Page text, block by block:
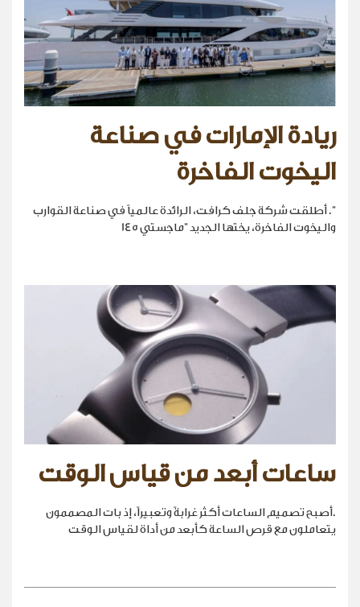
ريادة الإمارات في صناعة
اليخوت الفاخرة
". أطلقت شركة جلف كرافت، الرائدة عالمياً في صناعة القوارب
واليخوت الفاخرة، يختها الجديد "ماجستي 145
ساعات أبعد من قياس الوقت
.أصبح تصميم الساعات أكثر غرابةً وتعبيراً، إذ بات المصممون
يتعاملون مع قرص الساعة كأبعد من أداة لقياس الوقت